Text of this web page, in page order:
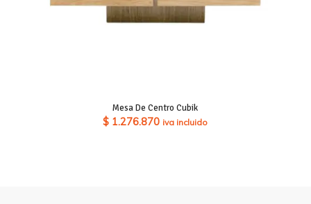
Mesa De Centro Cubik
$ 1.276.870 iva incluido